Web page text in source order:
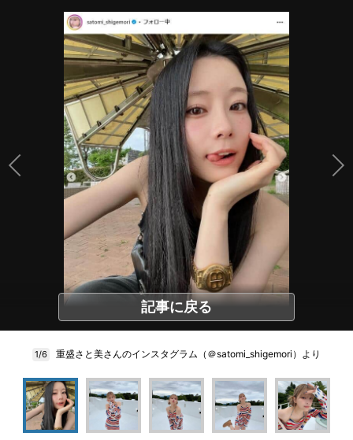
記事に戻る
1/6 重盛さと美さんのインスタグラム（＠satomi_shigemori）より